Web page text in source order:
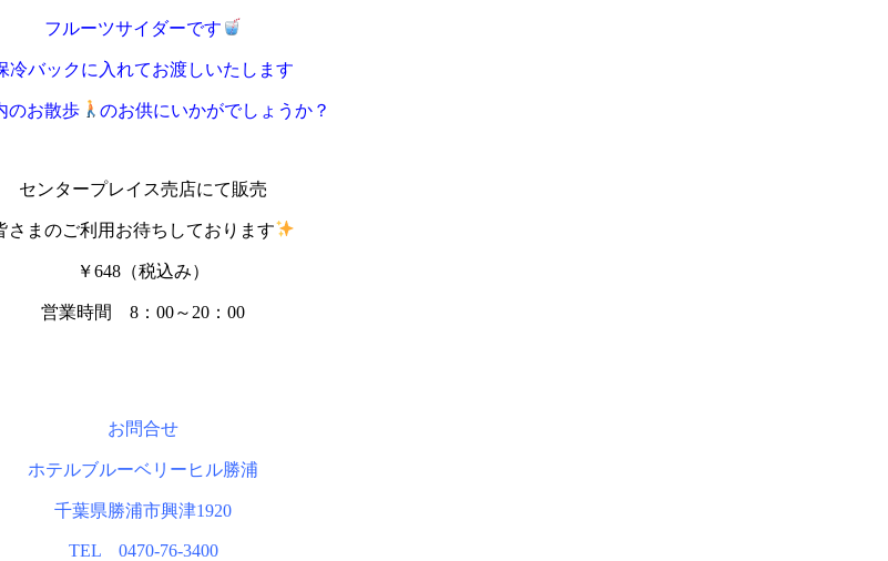
フルーツサイダーです
冷バックに入れてお渡しいたします
のお散歩 のお供にいかがでしょうか？
センタープレイス売店にて販売
さまのご利用お待ちしております
￥648（税込み）
営業時間 8：00～20：00
お問合せ
ホテルブルーベリーヒル勝浦
千葉県勝浦市興津1920
TEL 0470-76-3400